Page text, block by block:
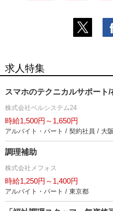
求人特集
スマホのテクニカルサポート
株式会社ベルシステム24
時給1,500円～1,650円
アルバイト・パート / 契約社員 / 大
調理補助
株式会社メフォス
時給1,250円～1,400円
アルバイト・パート / 東京都